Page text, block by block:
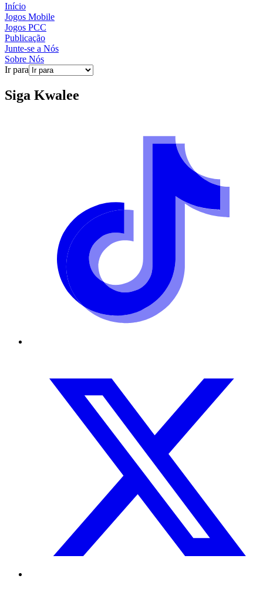
Início
Jogos Mobile
Jogos PCC
Publicação
Junte-se a Nós
Sobre Nós
Ir para
Siga Kwalee